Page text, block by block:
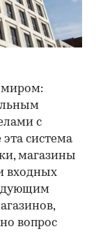
миром:
с
система
магазины
входных
вопрос